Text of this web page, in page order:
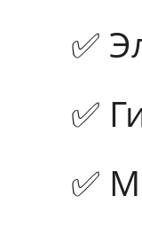
✅
✅
✅